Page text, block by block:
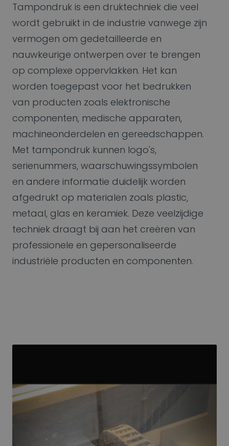
Tampondruk is een druktechniek die veel
wordt gebruikt in de industrie vanwege zijn
vermogen om gedetailleerde en
nauwkeurige ontwerpen over te brengen
op complexe oppervlakken. Het kan
worden toegepast voor het bedrukken
van producten zoals elektronische
componenten, medische apparaten,
machineonderdelen en gereedschappen.
Met tampondruk kunnen logo's,
serienummers, waarschuwingssymbolen
en andere informatie duidelijk worden
afgedrukt op materialen zoals plastic,
metaal, glas en keramiek. Deze veelzijdige
techniek draagt bij aan het creëren van
professionele en gepersonaliseerde
industriële producten en componenten.